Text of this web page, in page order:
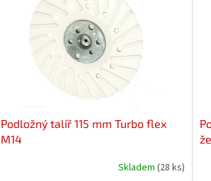
Podložný talíř 115 mm Turbo flex
M14
Skladem (28 ks)